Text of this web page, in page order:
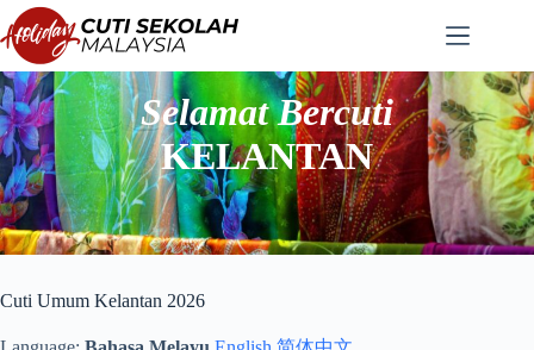
Langkau
ke
kandungan
Selamat Bercuti
KELANTAN
Cuti Umum Kelantan 2026